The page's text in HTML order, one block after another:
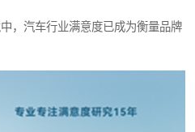
，汽车行业满意度已成为衡量品牌
员工满意度